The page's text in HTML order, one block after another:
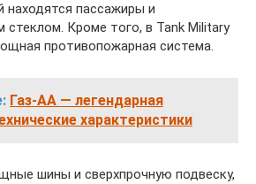
находятся пассажиры и
стеклом. Кроме того, в Tank Military
противопожарная система.
Газ-АА — легендарная
характеристики
шины и сверхпрочную подвеску,